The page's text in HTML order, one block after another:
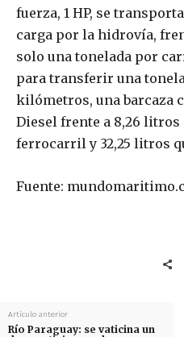
fuerza, 1 HP, se
carga por la hidrovía,
solo una tonelada por
para transferir una
kilómetros, una barcaza
Diesel frente a 8,26 litros
ferrocarril y 32,25 litros
Fuente:
Artículo anterior
Río Paraguay: se vaticina un